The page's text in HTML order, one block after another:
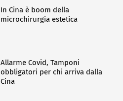
In Cina è boom della
microchirurgia estetica
Allarme Covid, Tamponi
obbligatori per chi arriva dalla
Cina